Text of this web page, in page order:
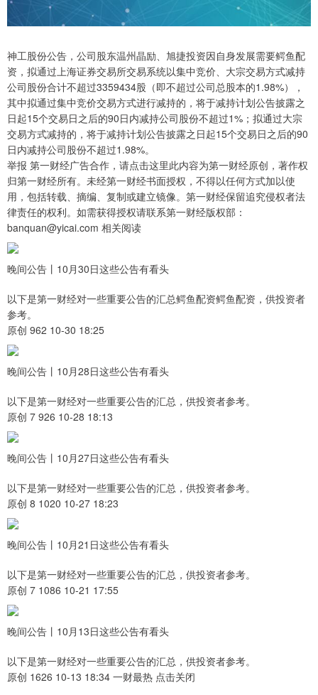
神工股份公告，公司股东温州晶励、旭捷投资因自身发展需要鳄鱼配
资，拟通过上海证券交易所交易系统以集中竞价、大宗交易方式减持
公司股份合计不超过3359434股（即不超过公司总股本的1.98%），
其中拟通过集中竞价交易方式进行减持的，将于减持计划公告披露之
日起15个交易日之后的90日内减持公司股份不超过1%；拟通过大宗
交易方式减持的，将于减持计划公告披露之日起15个交易日之后的90
日内减持公司股份不超过1.98%。
举报 第一财经广告合作，请点击这里此内容为第一财经原创，著作权
归第一财经所有。未经第一财经书面授权，不得以任何方式加以使
用，包括转载、摘编、复制或建立镜像。第一财经保留追究侵权者法
律责任的权利。如需获得授权请联系第一财经版权部：
banquan@yicai.com 相关阅读
晚间公告丨10月30日这些公告有看头
以下是第一财经对一些重要公告的汇总鳄鱼配资鳄鱼配资，供投资者
参考。
原创 962 10-30 18:25
晚间公告丨10月28日这些公告有看头
以下是第一财经对一些重要公告的汇总，供投资者参考。
原创 7 926 10-28 18:13
晚间公告丨10月27日这些公告有看头
以下是第一财经对一些重要公告的汇总，供投资者参考。
原创 8 1020 10-27 18:23
晚间公告丨10月21日这些公告有看头
以下是第一财经对一些重要公告的汇总，供投资者参考。
原创 7 1086 10-21 17:55
晚间公告丨10月13日这些公告有看头
以下是第一财经对一些重要公告的汇总，供投资者参考。
原创 1626 10-13 18:34 一财最热 点击关闭